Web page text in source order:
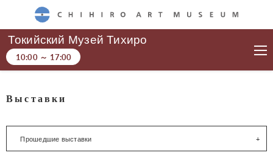
CHIHIRO ART MUSEUM
Токийский Музей Тихиро
10:00～ 17:00
Выставки
Прошедшие выставки